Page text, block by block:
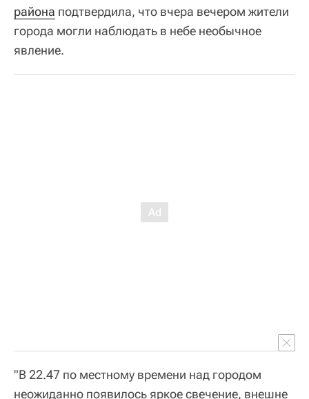
района подтвердила, что вчера вечером жители
города могли наблюдать в небе необычное
явление.
"В 22.47 по местному времени над городом
неожиданно появилось яркое свечение, внешне